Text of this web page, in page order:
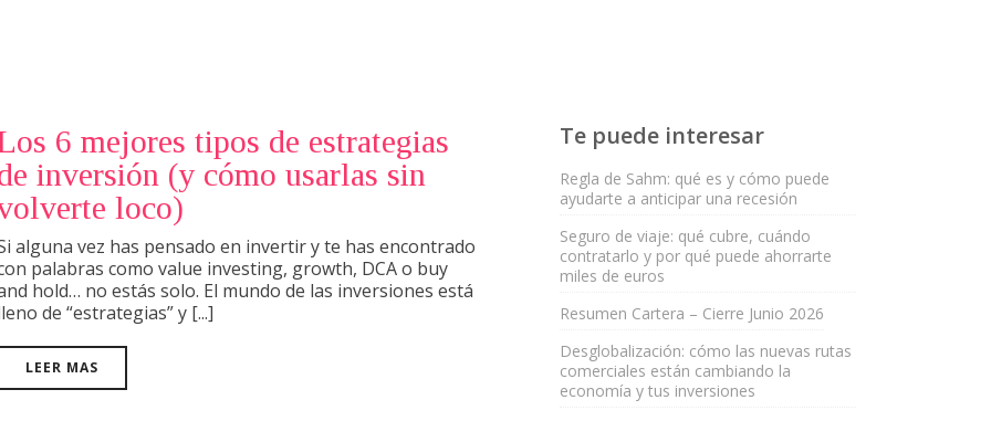
6 mejores tipos de estrategias
inversión (y cómo usarlas sin
loco)
alguna vez has pensado en invertir y te has encontrado
palabras como value investing, growth, DCA o buy
hold… no estás solo. El mundo de las inversiones está
de “estrategias” y [...]
LEER MAS
Te puede interesar
Regla de Sahm: qué es y cómo puede
ayudarte a anticipar una recesión
Seguro de viaje: qué cubre, cuándo
contratarlo y por qué puede ahorrarte
miles de euros
Resumen Cartera – Cierre Junio 2026
Desglobalización: cómo las nuevas rutas
comerciales están cambiando la
economía y tus inversiones